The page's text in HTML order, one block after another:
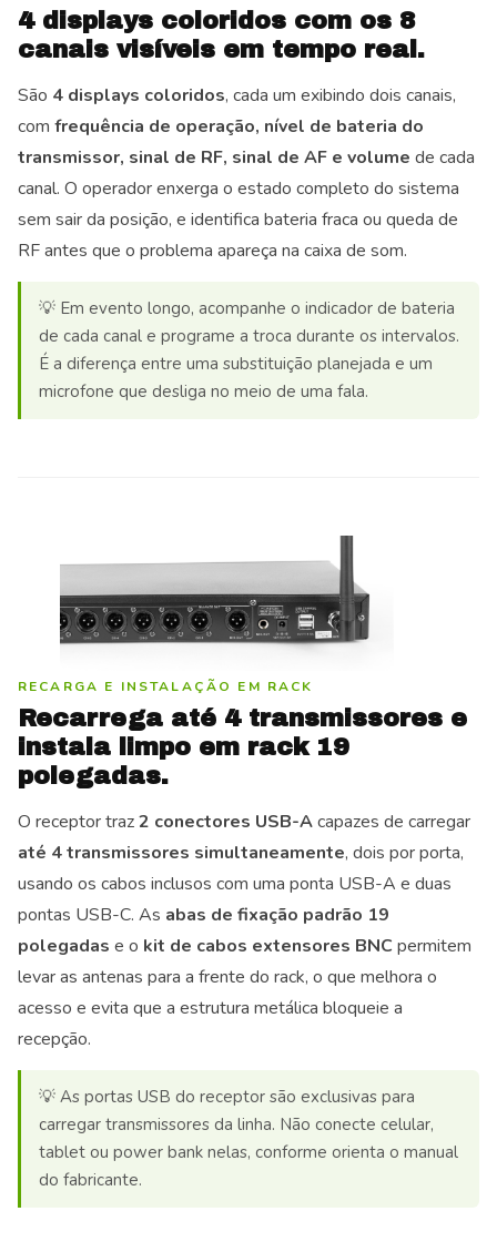
4 displays coloridos com os 8
canais visíveis em tempo real.
São 4 displays coloridos, cada um exibindo dois canais,
com frequência de operação, nível de bateria do
transmissor, sinal de RF, sinal de AF e volume de cada
canal. O operador enxerga o estado completo do sistema
sem sair da posição, e identifica bateria fraca ou queda de
RF antes que o problema apareça na caixa de som.
💡 Em evento longo, acompanhe o indicador de bateria
de cada canal e programe a troca durante os intervalos.
É a diferença entre uma substituição planejada e um
microfone que desliga no meio de uma fala.
RECARGA E INSTALAÇÃO EM RACK
Recarrega até 4 transmissores e
instala limpo em rack 19
polegadas.
O receptor traz2 conectores USB-Acapazes de carregar
até 4 transmissores simultaneamente, dois por porta,
usando os cabos inclusos com uma ponta USB-A e duas
pontas USB-C. As abas de fixação padrão 19
polegadas e o kit de cabos extensores BNCpermitem
levar as antenas para a frente do rack, o que melhora o
acesso e evita que a estrutura metálica bloqueie a
recepção.
💡 As portas USB do receptor são exclusivas para
carregar transmissores da linha. Não conecte celular,
tablet ou power bank nelas, conforme orienta o manual
do fabricante.